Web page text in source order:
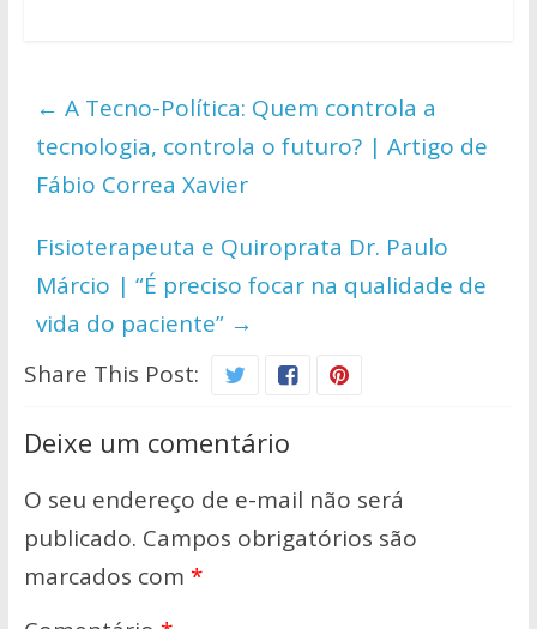
s
A
p
p
b
o
o
k
er y
Li
n
k
e
← A Tecno-Política: Quem controla a
tecnologia, controla o futuro? | Artigo de
Fábio Correa Xavier
Fisioterapeuta e Quiroprata Dr. Paulo
Márcio | “É preciso focar na qualidade de
vida do paciente” →
Share This Post:
Deixe um comentário
O seu endereço de e-mail não será
publicado. Campos obrigatórios são
marcados com *